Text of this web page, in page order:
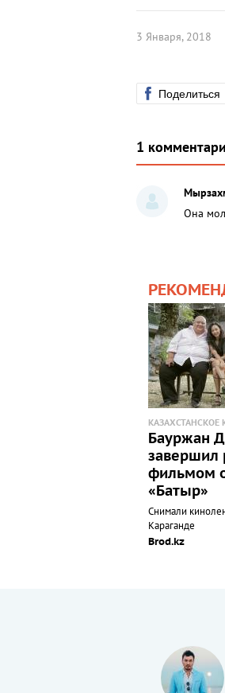
3 Января, 2018
Поделиться
1
Она
КАЗАХСТАНСКОЕ
Бауржан
завершил
фильмом
«Батыр»
Снимали
Караганде
Brod.kz